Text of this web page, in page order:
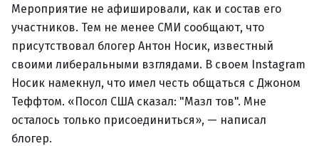
Мероприятие не афишировали, как и состав его
участников. Тем не менее СМИ сообщают, что
присутствовал блогер Антон Носик, известный
своими либеральными взглядами. В своем Instagram
Носик намекнул, что имел честь общаться с Джоном
Теффтом. «Посол США сказал: "Мазл тов". Мне
осталось только присоединиться», — написал
блогер.